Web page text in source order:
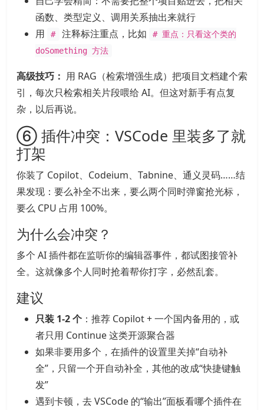
函数、类型定义、调用关系抽出来就行
用
# 注释标注重点，比如
# 重点：只看这个类的
doSomething 方法
高级技巧： 用 RAG（检索增强生成）把项目文档建个索
引，每次只检索相关片段喂给 AI。但这对新手有点复
杂，以后再说。
⑥ 插件冲突：VSCode 里装多了就
打架
你装了 Copilot、Codeium、Tabnine、通义灵码……结
果发现：要么补全不出来，要么两个同时弹窗抢光标，
要么 CPU 占用 100%。
为什么会冲突？
多个 AI 插件都在监听你的编辑器事件，都试图接管补
全。这就像多个人同时抢着帮你打字，必然乱套。
建议
只装 1-2 个 ：推荐 Copilot + 一个国内备用的，或
者只用 Continue 这类开源聚合器
如果非要用多个，在插件的设置里关掉“自动补
全”，只留一个开自动补全，其他的改成“快捷键触
发”
遇到卡顿，去 VSCode 的“输出”面板看哪个插件在